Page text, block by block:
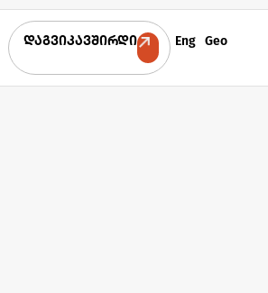
დაგვიკავშირდი Eng Geo